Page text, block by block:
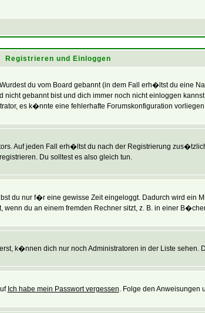
Registrieren und Einloggen
du vom Board gebannt (in dem Fall erh�ltst du eine
nicht gebannt bist und dich immer noch nicht einloggen
es k�nnte eine fehlerhafte Forumskonfiguration
Auf jeden Fall erh�ltst du nach der Registrierung
Du solltest es also gleich tun.
du nur f�r eine gewisse Zeit eingeloggt. Dadurch wird ein
du an einem fremden Rechner sitzt, z. B. in einer
k�nnen dich nur noch Administratoren in der Liste sehen.
Ich habe mein Passwort vergessen. Folge den